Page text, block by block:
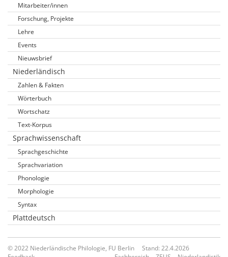
Mitarbeiter/innen
Forschung, Projekte
Lehre
Events
Nieuwsbrief
Niederländisch
Zahlen & Fakten
Wörterbuch
Wortschatz
Text-Korpus
Sprachwissenschaft
Sprachgeschichte
Sprachvariation
Phonologie
Morphologie
Syntax
Plattdeutsch
© 2022 Niederländische Philologie, FU Berlin
Stand: 22.4.2026